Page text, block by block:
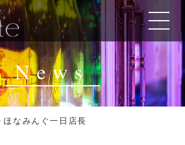
News
ほなみんぐ一日店長